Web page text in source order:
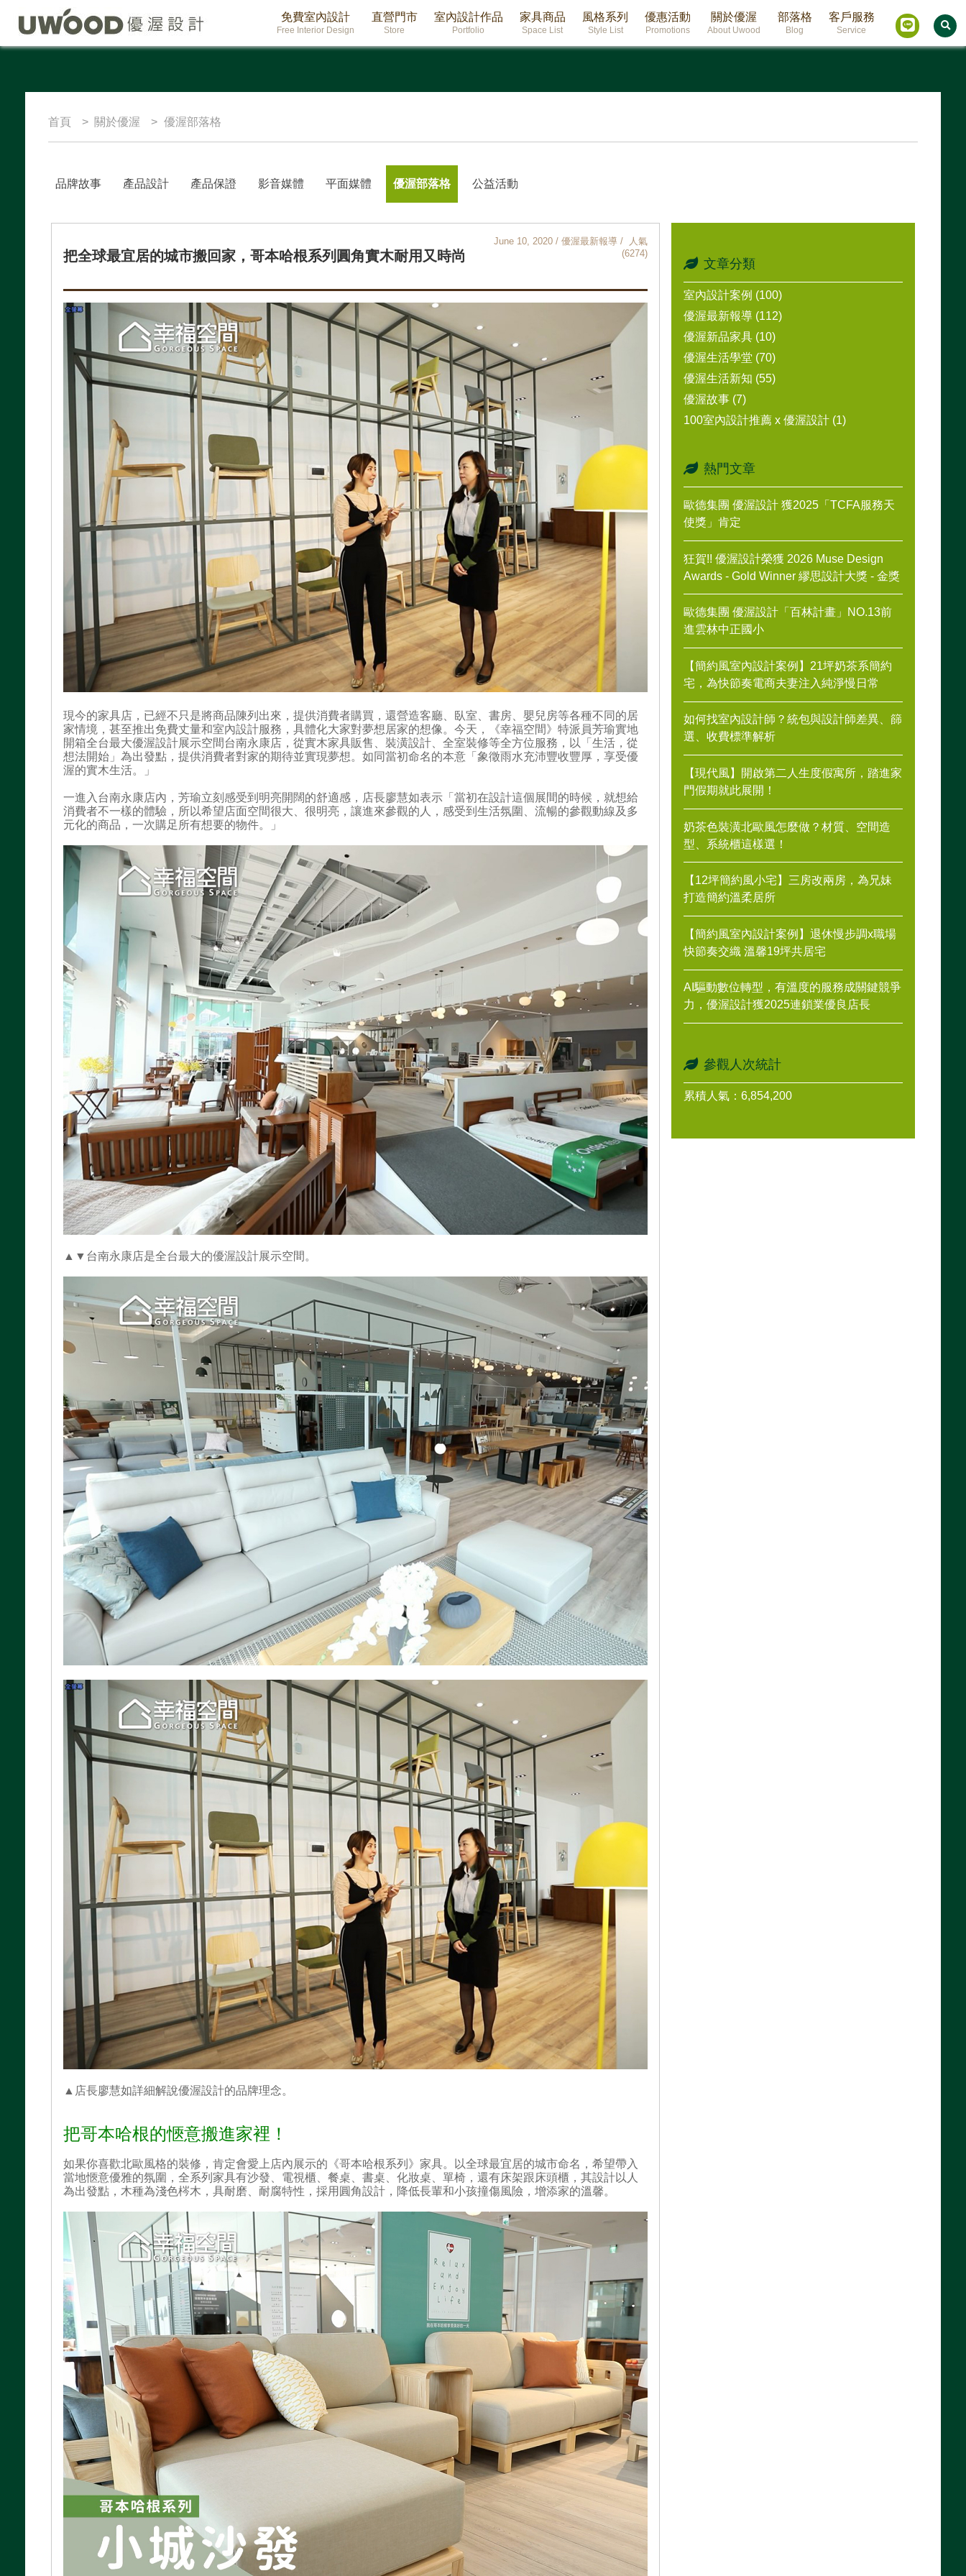
免費室內設計
Free Interior Design
直營門市
Store
室內設計作品
Portfolio
家具商品
Space List
風格系列
Style List
優惠活動
Promotions
關於優渥
About Uwood
部落格
Blog
客戶服務
Service
首頁 關於優渥 優渥部落格
品牌故事 產品設計 產品保證 影音媒體 平面媒體 優渥部落格 公益活動
把全球最宜居的城市搬回家，哥本哈根系列圓角實木耐用又時尚
June 10, 2020 / 優渥最新報導 / 人氣
(6274)
現今的家具店，已經不只是將商品陳列出來，提供消費者購買，還營造客廳、臥室、書房、嬰兒房等各種不同的居
家情境，甚至推出免費丈量和室內設計服務，具體化大家對夢想居家的想像。今天，《幸福空間》特派員芳瑜實地
開箱全台最大優渥設計展示空間台南永康店，從實木家具販售、裝潢設計、全室裝修等全方位服務，以「生活，從
想法開始」為出發點，提供消費者對家的期待並實現夢想。如同當初命名的本意「象徵雨水充沛豐收豐厚，享受優
渥的實木生活。」
一進入台南永康店內，芳瑜立刻感受到明亮開闊的舒適感，店長廖慧如表示「當初在設計這個展間的時候，就想給
消費者不一樣的體驗，所以希望店面空間很大、很明亮，讓進來參觀的人，感受到生活氛圍、流暢的參觀動線及多
元化的商品，一次購足所有想要的物件。」
▲▼台南永康店是全台最大的優渥設計展示空間。
▲店長廖慧如詳細解說優渥設計的品牌理念。
把哥本哈根的愜意搬進家裡！
如果你喜歡北歐風格的裝修，肯定會愛上店內展示的《哥本哈根系列》家具。以全球最宜居的城市命名，希望帶入
當地愜意優雅的氛圍，全系列家具有沙發、電視櫃、餐桌、書桌、化妝桌、單椅，還有床架跟床頭櫃，其設計以人
為出發點，木種為淺色梣木，具耐磨、耐腐特性，採用圓角設計，降低長輩和小孩撞傷風險，增添家的溫馨。
文章分類
室內設計案例 (100)
優渥最新報導 (112)
優渥新品家具 (10)
優渥生活學堂 (70)
優渥生活新知 (55)
優渥故事 (7)
100室內設計推薦 x 優渥設計 (1)
熱門文章
歐德集團 優渥設計 獲2025「TCFA服務天
使獎」肯定
狂賀!! 優渥設計榮獲 2026 Muse Design
Awards - Gold Winner 繆思設計大獎 - 金獎
歐德集團 優渥設計「百林計畫」NO.13前
進雲林中正國小
【簡約風室內設計案例】21坪奶茶系簡約
宅，為快節奏電商夫妻注入純淨慢日常
如何找室內設計師？統包與設計師差異、篩
選、收費標準解析
【現代風】開啟第二人生度假寓所，踏進家
門假期就此展開！
奶茶色裝潢北歐風怎麼做？材質、空間造
型、系統櫃這樣選！
【12坪簡約風小宅】三房改兩房，為兄妹
打造簡約溫柔居所
【簡約風室內設計案例】退休慢步調x職場
快節奏交織 溫馨19坪共居宅
AI驅動數位轉型，有溫度的服務成關鍵競爭
力，優渥設計獲2025連鎖業優良店長
參觀人次統計
累積人氣：6,854,200